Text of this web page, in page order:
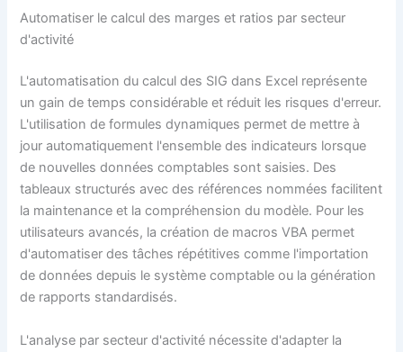
Automatiser le calcul des marges et ratios par secteur
d'activité
L'automatisation du calcul des SIG dans Excel représente
un gain de temps considérable et réduit les risques d'erreur.
L'utilisation de formules dynamiques permet de mettre à
jour automatiquement l'ensemble des indicateurs lorsque
de nouvelles données comptables sont saisies. Des
tableaux structurés avec des références nommées facilitent
la maintenance et la compréhension du modèle. Pour les
utilisateurs avancés, la création de macros VBA permet
d'automatiser des tâches répétitives comme l'importation
de données depuis le système comptable ou la génération
de rapports standardisés.
L'analyse par secteur d'activité nécessite d'adapter la